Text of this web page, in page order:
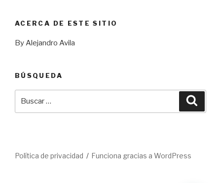
ACERCA DE ESTE SITIO
By Alejandro Avila
BÚSQUEDA
Política de privacidad Funciona gracias a WordPress